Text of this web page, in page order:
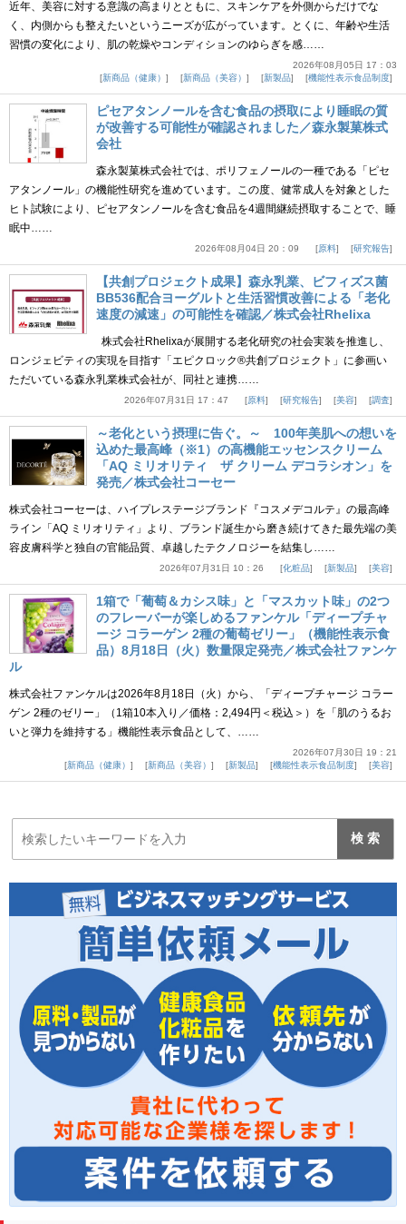
近年、美容に対する意識の高まりとともに、スキンケアを外側からだけでな
く、内側からも整えたいというニーズが広がっています。とくに、年齢や生活
習慣の変化により、肌の乾燥やコンディションのゆらぎを感……
2026年08月05日 17：03
新商品（健康）
新商品（美容） 新製品 機能性表示食品制度
ピセアタンノールを含む食品の摂取により睡眠の質
が改善する可能性が確認されました／森永製菓株式
会社
森永製菓株式会社では、ポリフェノールの一種である「ピセ
アタンノール」の機能性研究を進めています。この度、健常成人を対象とした
ヒト試験により、ピセアタンノールを含む食品を4週間継続摂取することで、睡
眠中……
2026年08月04日 20：09 原料 研究報告
【共創プロジェクト成果】森永乳業、ビフィズス菌
BB536配合ヨーグルトと生活習慣改善による「老化
速度の減速」の可能性を確認／株式会社Rhelixa
株式会社Rhelixaが展開する老化研究の社会実装を推進し、
ロンジェビティの実現を目指す「エピクロック®共創プロジェクト」に参画い
ただいている森永乳業株式会社が、同社と連携……
2026年07月31日 17：47 原料 研究報告 美容 調査
～老化という摂理に告ぐ。～ 100年美肌への想いを
込めた最高峰（※1）の高機能エッセンスクリーム
「AQ ミリオリティ ザ クリーム デコラシオン」を
発売／株式会社コーセー
株式会社コーセーは、ハイプレステージブランド『コスメデコルテ』の最高峰
ライン「AQ ミリオリティ」より、ブランド誕生から磨き続けてきた最先端の美
容皮膚科学と独自の官能品質、卓越したテクノロジーを結集し……
2026年07月31日 10：26 化粧品 新製品 美容
1箱で「葡萄＆カシス味」と「マスカット味」の2つ
のフレーバーが楽しめるファンケル「ディープチャ
ージ コラーゲン 2種の葡萄ゼリー」（機能性表示食
品）8月18日（火）数量限定発売／株式会社ファンケ
ル
株式会社ファンケルは2026年8月18日（火）から、「ディープチャージ コラー
ゲン 2種のゼリー」（1箱10本入り／価格：2,494円＜税込＞）を「肌のうるお
いと弾力を維持する」機能性表示食品として、……
2026年07月30日 19：21
新商品（健康）
新商品（美容） 新製品 機能性表示食品制度 美容